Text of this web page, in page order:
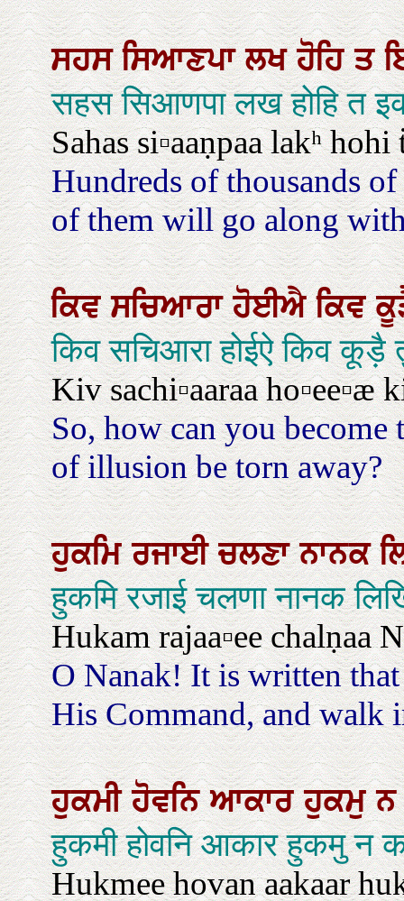
ਸਹਸਸਿਆਣਪਾਲਖਹੋਹਿਤ
सहस सिआणपा लख होहि त
Sahas si▫aaṇpaa lakʰ
Hundreds of thousands
of them will go along
ਕਿਵਸਚਿਆਰਾਹੋਈਐਕਿਵ
किव सचिआरा होईऐ किव कूड़ै
Kiv sachi▫aaraa
So, how can you
of illusion be torn away?
ਹੁਕਮਿਰਜਾਈਚਲਣਾਨਾਨਕ
हुकमि रजाई चलणा नानक
Hukam rajaa▫ee chalṇaa
O Nanak! It is written
His Command, and walk
ਹੁਕਮੀਹੋਵਨਿਆਕਾਰਹੁਕਮੁ
हुकमी होवनि आकार हुकमु न
Hukmee hovan aakaar